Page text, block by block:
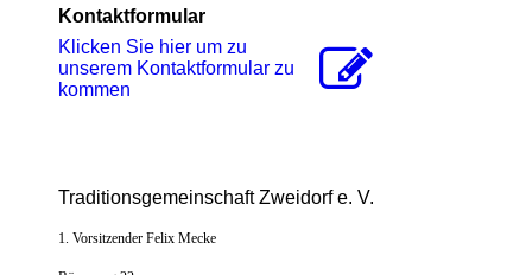
Kontaktformular
Klicken Sie hier um zu
unserem Kon­takt­for­mu­lar zu
kommen
Traditionsgemeinschaft Zweidorf e. V.
1. Vorsitzender Felix Mecke